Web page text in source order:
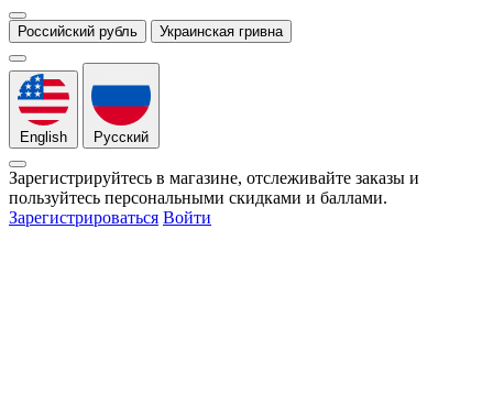
Российский рубль Украинская гривна
English Русский
Зарегистрируйтесь в магазине, отслеживайте заказы и
пользуйтесь персональными скидками и баллами.
Зарегистрироваться Войти